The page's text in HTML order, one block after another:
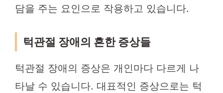
담을 주는 요인으로 작용하고 있습니다.
턱관절 장애의 흔한 증상들
턱관절 장애의 증상은 개인마다 다르게 나
타날 수 있습니다. 대표적인 증상으로는 턱